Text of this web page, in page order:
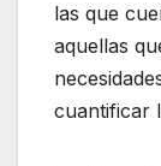
las que
aquellas
cuantificar